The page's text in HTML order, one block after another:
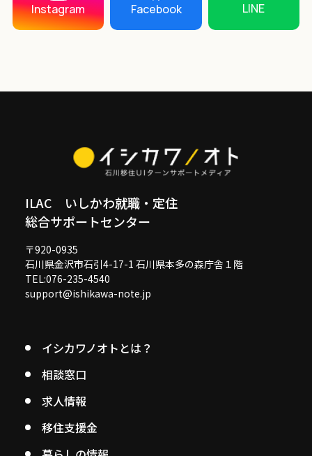
Instagram Facebook LINE
ILAC いしかわ就職・定住
総合サポートセンター
〒920-0935
石川県金沢市石引4-17-1 石川県本多の森庁舎１階
TEL:076-235-4540
support@ishikawa-note.jp
イシカワノオトとは？
相談窓口
求人情報
移住支援金